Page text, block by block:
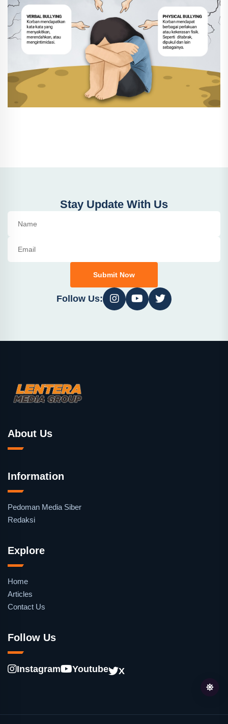
Stay Update With Us
Submit Now
Follow Us:
About Us
Information
Pedoman Media Siber
Redaksi
Explore
Home
Articles
Contact Us
Follow Us
Instagram Youtube X